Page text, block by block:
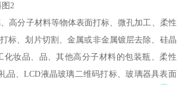
2
分子材料等物体表面打标、微孔加工、柔性
标、划片切割、金属或非金属镀层去除、硅晶
化妆品、品、其他高分子材料的包装瓶、柔性
品、LCD液晶玻璃二维码打标、玻璃器具表面